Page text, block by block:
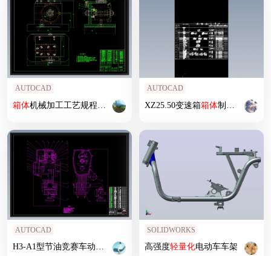
AUTOCAD
箱体机械加工工艺规程及工艺装备 夹具设计【含CAD图和全套卡片】
AUTOCAD
XZ25.50变速箱箱体制造工艺规程及专用
AUTOCAD
H3-A1型节油竞赛车动力总成 轻量化改制与设计
SOLIDWORKS
高强度轻量化电动车车架